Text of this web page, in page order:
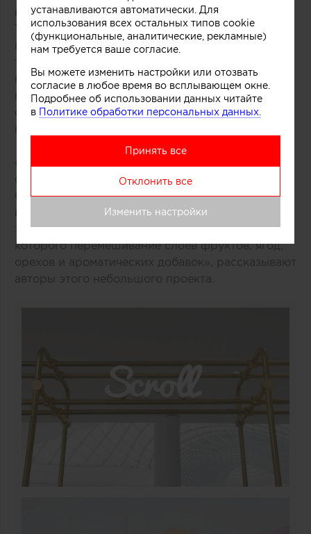
мороженого и разнообразных добавок.
Технически замысел был реализован при
помощи техники многослойной заливки
тонированного бетона. Логотип магазина
мороженого был закреплен на каркасе из
медных трубок, символизирующих систему
охлаждения в автоматах по производству
популярного ледяного лакомства.
«Монолитный фасад торговой точки выделяется
среди других объектов торгового центра.
Средствами дизайна нам удалось сосредоточить
внимание покупателей как на самом продукте,
так и на производственном процессе, в основе
которого перемешивание слоев фруктов, ягод,
орехов и ароматических добавок», рассказывают
авторы этого небольшого проекта.
устанавливаются автоматически. Для
использования всех остальных типов cookie
(функциональные, аналитические, рекламные)
нам требуется ваше согласие.
Вы можете изменить настройки или отозвать
согласие в любое время во всплывающем окне.
Подробнее об использовании данных читайте
в Политике обработки персональных данных.
Принять все
Отклонить все
Изменить настройки